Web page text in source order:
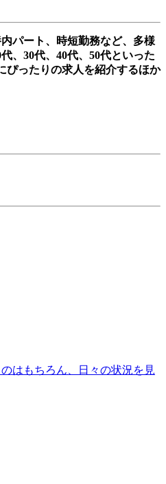
パート、時短勤務など、多様
、30代、40代、50代といった
ぴったりの求人を紹介するほか
はもちろん、日々の状況を見